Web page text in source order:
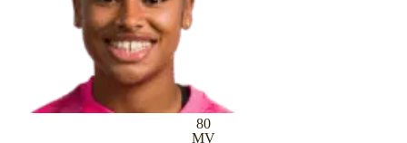
80
MV